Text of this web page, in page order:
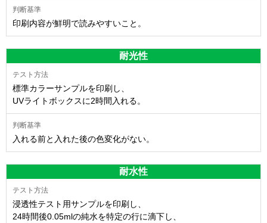
印刷内容が鮮明で読みやすいこと。
耐光性
標準カラーサンプルを印刷し、
UVライトボックスに2時間入れる。
入れる前と入れた後の色変化がない。
耐水性
浸透性テスト用サンプルを印刷し、
24時間後0.05mlの純水を特定の行に滴下し、